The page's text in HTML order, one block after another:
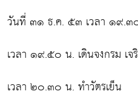
วันที่ ๓๑ ธ.ค. ๕๓ เวลา ๑๙.๓
เวลา ๑๙.๕๐ น. เดินจงกรม เจ
เวลา ๒๐.๓๐ น. ทำวัตรเย็น